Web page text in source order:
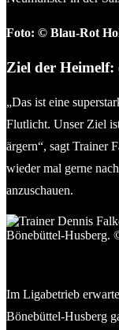
Foto: © Blau-Rot
Ziel der Heimelf:
„Das ist eine
Flutlicht. Unser Ziel
ärgern“, sagt Trainer
wieder mal gerne
anzuschauen.
Im Ligabetrieb
Bönebüttel-Husberg